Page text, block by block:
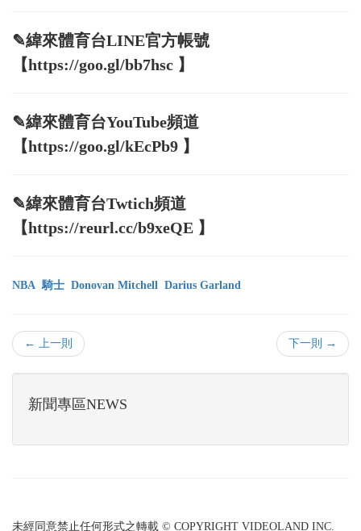
✎緯來體育台LINE官方帳號
【https://goo.gl/bb7hsc 】
✎緯來體育台YouTube頻道
【https://goo.gl/kEcPb9 】
✎緯來體育台Twtich頻道
【https://reurl.cc/b9xeQE 】
NBA 騎士 Donovan Mitchell Darius Garland
← 上一則 下一則 →
新聞專區NEWS
未經同意禁止任何形式之轉載 © COPYRIGHT VIDEOLAND INC.